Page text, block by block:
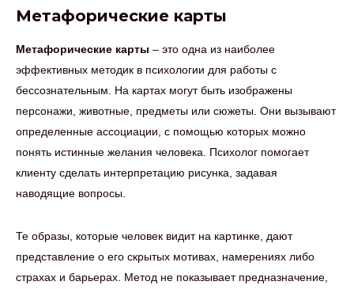
Метафорические карты
Метафорические карты – это одна из наиболее
эффективных методик в психологии для работы с
бессознательным. На картах могут быть изображены
персонажи, животные, предметы или сюжеты. Они вызывают
определенные ассоциации, с помощью которых можно
понять истинные желания человека. Психолог помогает
клиенту сделать интерпретацию рисунка, задавая
наводящие вопросы.
Те образы, которые человек видит на картинке, дают
представление о его скрытых мотивах, намерениях либо
страхах и барьерах. Метод не показывает предназначение,